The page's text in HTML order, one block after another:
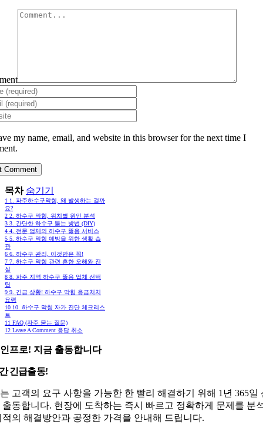
my name, email, and website in this browser for the next time I
목차 숨기기
1 1. 파주하수구막힘, 왜 발생하는 걸까
요?
2 2. 하수구 막힘, 위치별 원인 분석
3 3. 간단한 하수구 뚫는 방법 (DIY)
4 4. 전문 업체의 하수구 뚫음 서비스
5 5. 하수구 막힘 예방을 위한 생활 습
관
6 6. 하수구 관리, 이것만은 꼭!
7 7. 하수구 막힘 관련 흔한 오해와 진
실
8 8. 파주 지역 하수구 뚫음 업체 선택
팁
9 9. 긴급 상황! 하수구 막힘 응급처치
요령
10 10. 하수구 막힘 자가 진단 체크리스
트
11 FAQ (자주 묻는 질문)
12 Leave A Comment 응답 취소
프로! 지금 출동합니다
긴급출동!
고객의 요구 사항을 가능한 한 빨리 해결하기 위해 1년 365일
출동합니다. 현장에 도착하는 즉시 빠르고 정확하게 문제를 분
적의 해결방안과 공정한 가격을 안내해 드립니다.